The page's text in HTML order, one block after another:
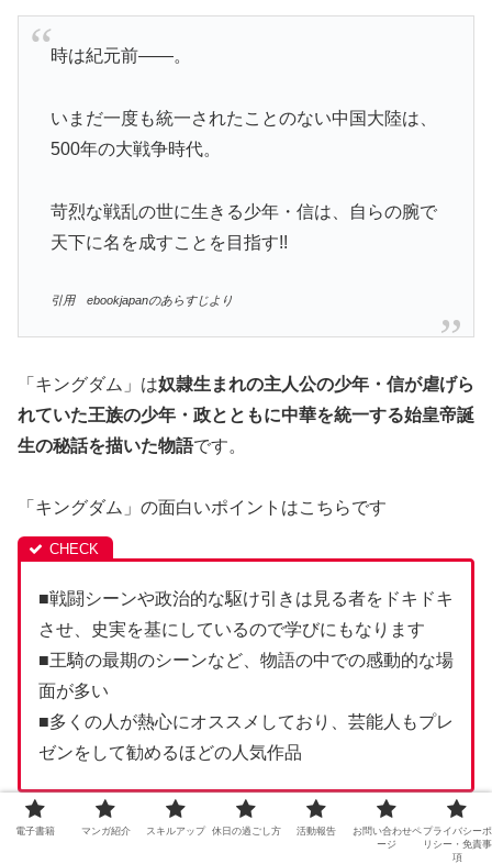
時は紀元前――。
いまだ一度も統一されたことのない中国大陸は、
500年の大戦争時代。
苛烈な戦乱の世に生きる少年・信は、自らの腕で
天下に名を成すことを目指す!!
引用 ebookjapanのあらすじより
「キングダム」は奴隷生まれの主人公の少年・信が虐げら
れていた王族の少年・政とともに中華を統一する始皇帝誕
生の秘話を描いた物語です。
「キングダム」の面白いポイントはこちらです
■戦闘シーンや政治的な駆け引きは見る者をドキドキ
させ、史実を基にしているので学びにもなります
■王騎の最期のシーンなど、物語の中での感動的な場
面が多い
■多くの人が熱心にオススメしており、芸能人もプレ
ゼンをして勧めるほどの人気作品
電子書籍 マンガ紹介 スキルアップ 休日の過ごし方 活動報告
お問い合わせペ
ージ
プライバシーポ
リシー・免責事
項